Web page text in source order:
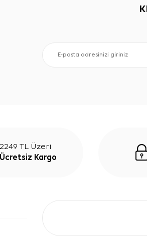
2249 TL Üzeri
Ücretsiz Kargo